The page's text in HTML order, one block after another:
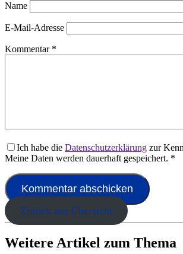
Name
E-Mail-Adresse
Kommentar *
Ich habe die Datenschutzerklärung zur
Meine Daten werden dauerhaft gespeichert. *
Zurück zur Übersicht
Weitere Artikel zum Thema